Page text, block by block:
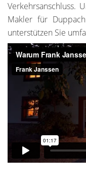
Verkehrsanschluss.
Makler für
unterstützen Sie